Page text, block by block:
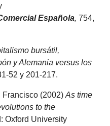
Española,754,
bursátil,
y Alemania versus los
52 y 201-217.
Francisco (2002)As time
to the
Oxford University